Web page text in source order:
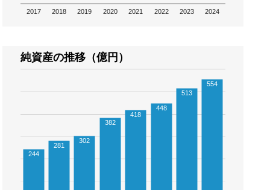
2017 2018 2019 2020 2021 2022 2023 2024
純資産の推移（億円）
244
281
302
382
418
448
513
554